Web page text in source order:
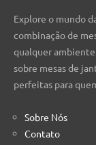
Explore o mundo
combinação de
qualquer
sobre mesas de
perfeitas para
Sobre Nós
Contato